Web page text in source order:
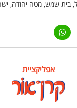
בית שמש, מטה יהודה,
אפליקציית